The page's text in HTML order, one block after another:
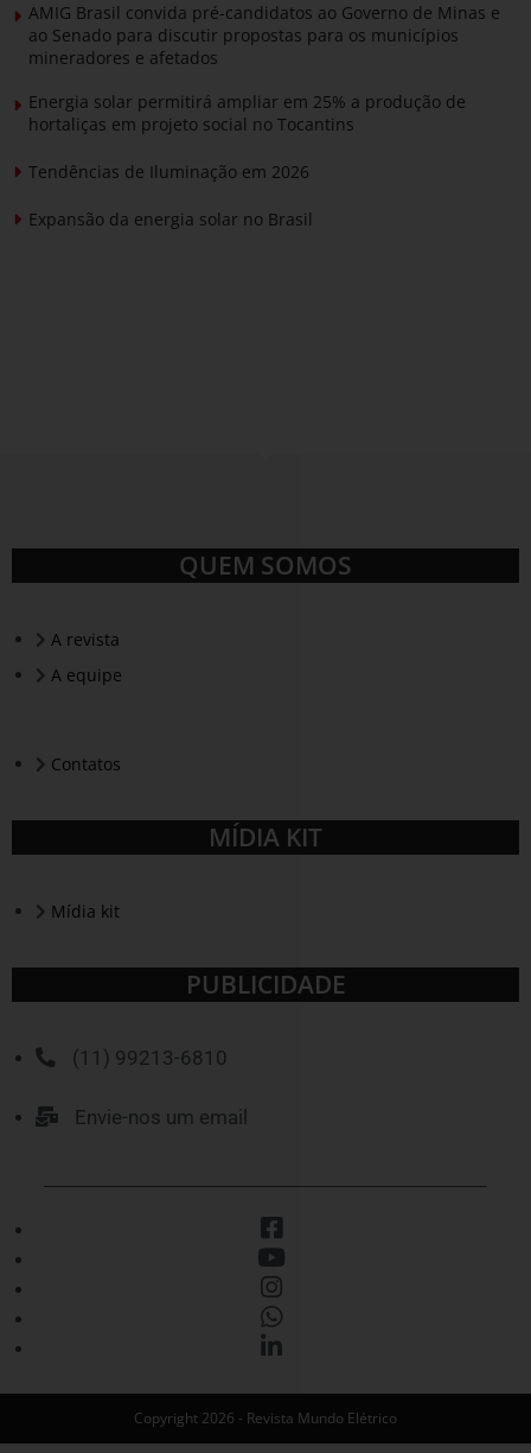
AMIG Brasil convida pré-candidatos ao Governo de Minas e
ao Senado para discutir propostas para os municípios
mineradores e afetados
Energia solar permitirá ampliar em 25% a produção de
hortaliças em projeto social no Tocantins
Tendências de Iluminação em 2026
Expansão da energia solar no Brasil
QUEM SOMOS
A revista
A equipe
Contatos
MÍDIA KIT
Mídia kit
PUBLICIDADE
(11) 99213-6810
Envie-nos um email
Copyright 2026 - Revista Mundo Elétrico